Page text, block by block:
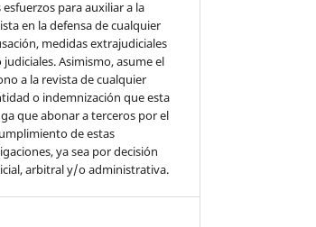
esfuerzos para auxiliar a la
en la defensa de cualquier
medidas extrajudiciales
Asimismo, asume el
a la revista de cualquier
o indemnización que esta
que abonar a terceros por el
de estas
ya sea por decisión
arbitral y/o administrativa.